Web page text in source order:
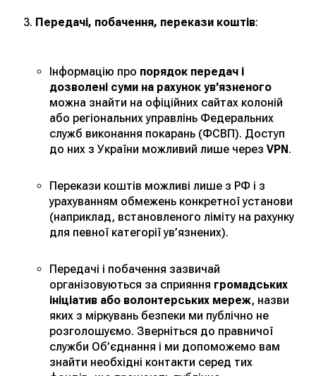
Передачі, побачення, перекази коштів:
Інформацію про порядок передач і
дозволені суми на рахунок ув'язненого
можна знайти на офіційних сайтах колоній
або регіональних управлінь Федеральних
служб виконання покарань (ФСВП). Доступ
до них з України можливий лише через VPN.
Перекази коштів можливі лише з РФ і з
урахуванням обмежень конкретної установи
(наприклад, встановленого ліміту на рахунку
для певної категорії ув’язнених).
Передачі і побачення зазвичай
організовуються за сприяння громадських
ініціатив або волонтерських мереж, назви
яких з міркувань безпеки ми публічно не
розголошуємо. Зверніться до правничої
служби Об’єднання і ми допоможемо вам
знайти необхідні контакти серед тих